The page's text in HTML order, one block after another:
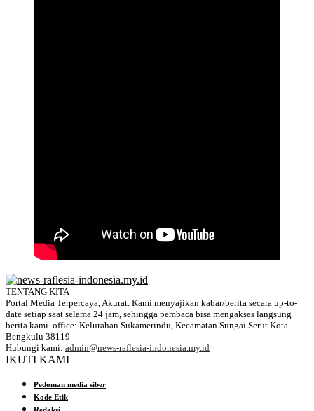
TENTANG KITA
Portal Media Terpercaya, Akurat. Kami menyajikan kabar/berita secara up-to-
date setiap saat selama 24 jam, sehingga pembaca bisa mengakses langsung
berita kami. office: Kelurahan Sukamerindu, Kecamatan Sungai Serut Kota
Bengkulu 38119
Hubungi kami: admin@news-raflesia-indonesia.my.id
IKUTI KAMI
Pedoman media siber
Kode Etik